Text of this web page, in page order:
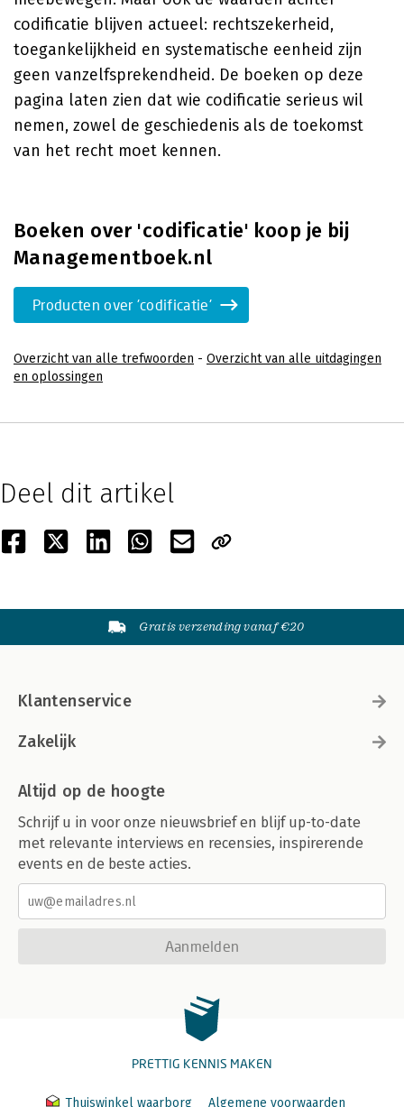
codificatie blijven actueel: rechtszekerheid,
toegankelijkheid en systematische eenheid zijn
geen vanzelfsprekendheid. De boeken op deze
pagina laten zien dat wie codificatie serieus wil
nemen, zowel de geschiedenis als de toekomst
van het recht moet kennen.
Boeken over 'codificatie' koop je bij
Managementboek.nl
Producten over 'codificatie'
Overzicht van alle trefwoorden - Overzicht van alle uitdagingen
en oplossingen
Deel dit artikel
Gratis verzending vanaf €20
Klantenservice
Zakelijk
Altijd op de hoogte
Schrijf u in voor onze nieuwsbrief en blijf up-to-date
met relevante interviews en recensies, inspirerende
events en de beste acties.
Aanmelden
PRETTIG KENNIS MAKEN
Thuiswinkel waarborg Algemene voorwaarden